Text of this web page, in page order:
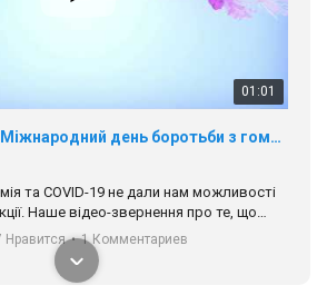
01:01
17 травня IDAHO. Міжнародний день боротьби з гомофобією трансфобією і біфобія.
та COVІD-19 не дали нам можливості
Наше відео-звернення про те, що
містах та не можемо зустрінеться, ми
всіх хто поділяє цінності рівності та
до нас. Регіональні підрозділи
Нравится • 1 Комментариев